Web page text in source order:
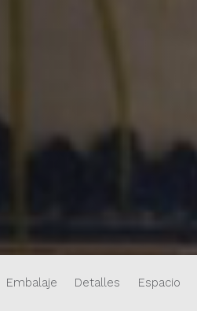
Embalaje Detalles Espacios